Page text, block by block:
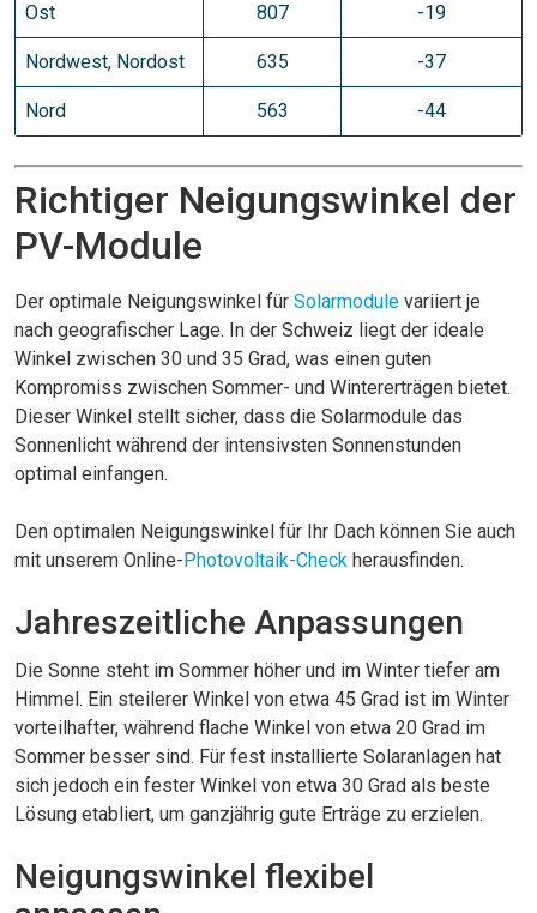
Ost 807 -19
Nordwest, Nordost 635 -37
Nord 563 -44
Richtiger Neigungswinkel der
PV-Module
Der optimale Neigungswinkel für Solarmodule variiert je
nach geografischer Lage. In der Schweiz liegt der ideale
Winkel zwischen 30 und 35 Grad, was einen guten
Kompromiss zwischen Sommer- und Wintererträgen bietet.
Dieser Winkel stellt sicher, dass die Solarmodule das
Sonnenlicht während der intensivsten Sonnenstunden
optimal einfangen.
Den optimalen Neigungswinkel für Ihr Dach können Sie auch
mit unserem Online-Photovoltaik-Check herausfinden.
Jahreszeitliche Anpassungen
Die Sonne steht im Sommer höher und im Winter tiefer am
Himmel. Ein steilerer Winkel von etwa 45 Grad ist im Winter
vorteilhafter, während flache Winkel von etwa 20 Grad im
Sommer besser sind. Für fest installierte Solaranlagen hat
sich jedoch ein fester Winkel von etwa 30 Grad als beste
Lösung etabliert, um ganzjährig gute Erträge zu erzielen.
Neigungswinkel flexibel